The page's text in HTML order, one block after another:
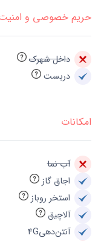
حریم خصوصی و امنیت
داخل شهرک
دربست
امکانات
آب نما
اجاق گاز
استخر روباز
آلاچیق
آنتن‌دهی4G